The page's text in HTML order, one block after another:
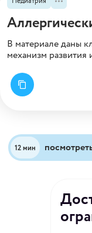
В материале даны
механизм развития
12 мин